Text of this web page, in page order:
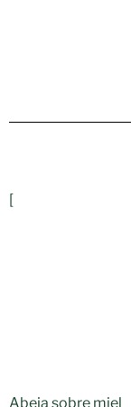
[
Abeja sobre miel